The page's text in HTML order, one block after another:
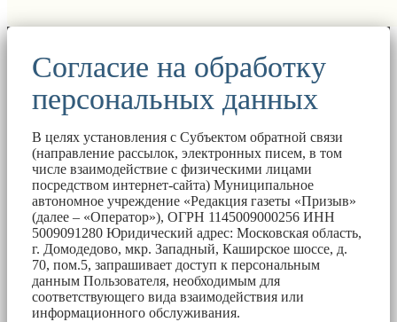
Согласие на обработку
персональных данных
В целях установления с Субъектом обратной связи
(направление рассылок, электронных писем, в том
числе взаимодействие с физическими лицами
посредством интернет-сайта) Муниципальное
автономное учреждение «Редакция газеты «Призыв»
(далее – «Оператор»), ОГРН 1145009000256 ИНН
5009091280 Юридический адрес: Московская область,
г. Домодедово, мкр. Западный, Каширское шоссе, д.
70, пом.5, запрашивает доступ к персональным
данным Пользователя, необходимым для
соответствующего вида взаимодействия или
информационного обслуживания.